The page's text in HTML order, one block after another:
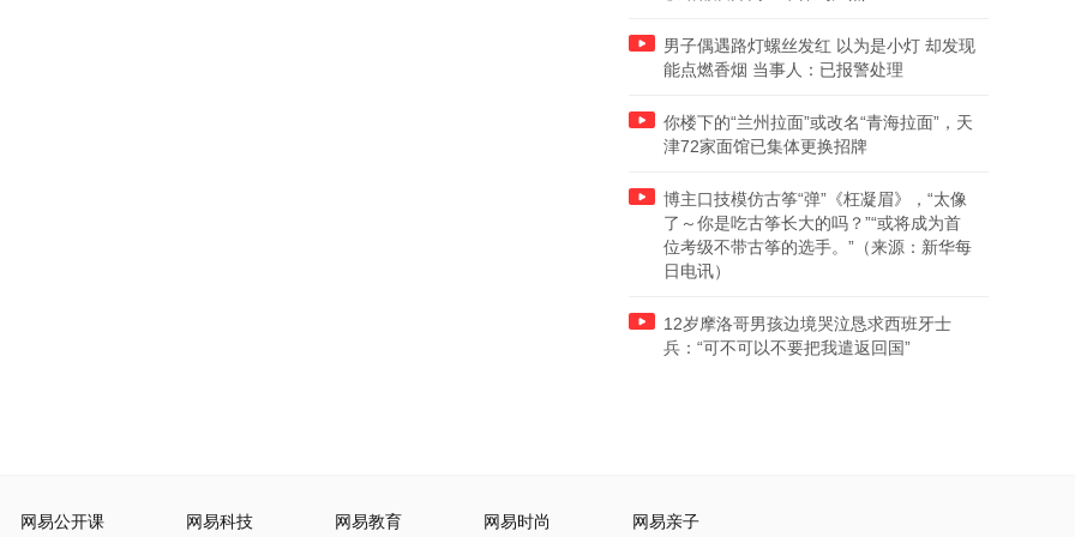
男子偶遇路灯螺丝发红 以为是小灯 却发现
能点燃香烟 当事人：已报警处理
你楼下的“兰州拉面”或改名“青海拉面”，天
津72家面馆已集体更换招牌
博主口技模仿古筝“弹”《枉凝眉》，“太像
了～你是吃古筝长大的吗？”“或将成为首
位考级不带古筝的选手。”（来源：新华每
日电讯）
12岁摩洛哥男孩边境哭泣恳求西班牙士
兵：“可不可以不要把我遣返回国”
网易公开课 网易科技 网易教育 网易时尚 网易亲子